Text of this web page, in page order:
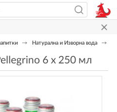
Натурална и Изворна вода
6 x 250 мл